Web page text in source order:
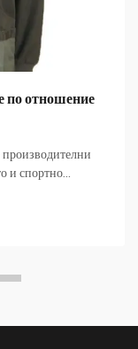
по отношение
производителни
и спортно